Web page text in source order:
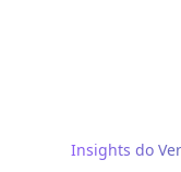
Insights do